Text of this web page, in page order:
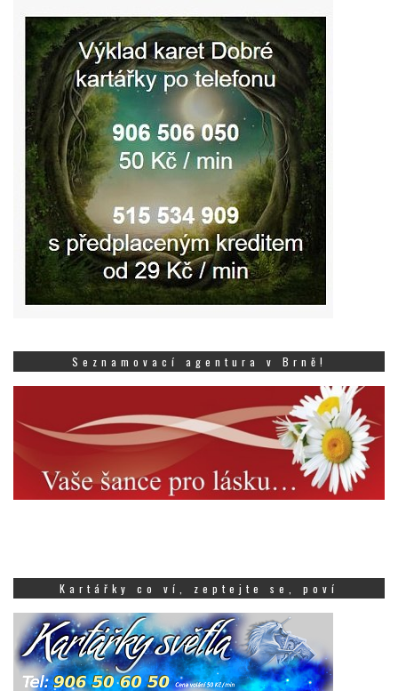
Seznamovací agentura v Brně!
Kartářky co ví, zeptejte se, poví